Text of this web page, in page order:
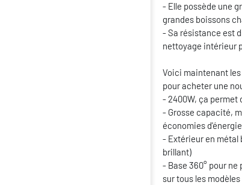
- Elle possède une
grandes boissons
- Sa résistance est
nettoyage intérieur
Voici maintenant
pour acheter une
- 2400W, ça permet
- Grosse capacité,
économies
- Extérieur en métal
brillant)
- Base 360° pour
sur tous les